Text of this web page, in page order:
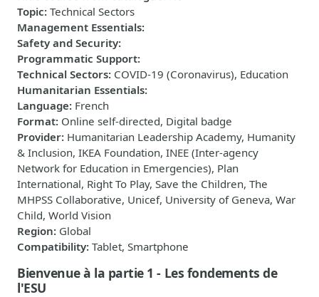
Topic: Technical Sectors
Management Essentials:
Safety and Security:
Programmatic Support:
Technical Sectors: COVID-19 (Coronavirus), Education
Humanitarian Essentials:
Language: French
Format: Online self-directed, Digital badge
Provider: Humanitarian Leadership Academy, Humanity
& Inclusion, IKEA Foundation, INEE (Inter-agency
Network for Education in Emergencies), Plan
International, Right To Play, Save the Children, The
MHPSS Collaborative, Unicef, University of Geneva, War
Child, World Vision
Region: Global
Compatibility: Tablet, Smartphone
Bienvenue à la partie 1 - Les fondements de
l'ESU